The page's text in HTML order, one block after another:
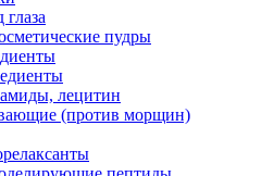
пудры
лецитин
(против морщин)